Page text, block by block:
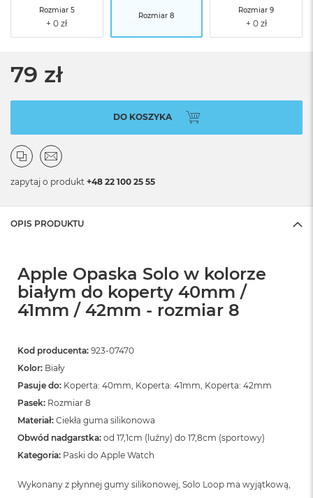
Rozmiar 5
Rozmiar 8
Rozmiar 9
79 zł
DO KOSZYKA
zapytaj o produkt +48 22 100 25 55
OPIS PRODUKTU
Apple Opaska Solo w kolorze
białym do koperty 40mm /
41mm / 42mm - rozmiar 8
Kod producenta: 923-07470
Kolor: Biały
Pasuje do: Koperta: 40mm, Koperta: 41mm, Koperta: 42mm
Pasek: Rozmiar 8
Materiał: Ciekła guma silikonowa
Obwód nadgarstka: od 17,1cm (luźny) do 17,8cm (sportowy)
Kategoria: Paski do Apple Watch
Wykonany z płynnej gumy silikonowej, Solo Loop ma wyjątkową,